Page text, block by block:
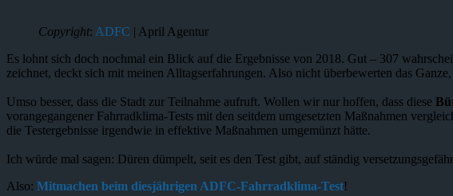
Copyright: ADFC | April Agentur
Es lohnt sich doch nochmal ein Blick auf die Ergebnisse von 2018. Gut – 307
zeichnet, deckt sich mit meinen Alltagserfahrungen. Also nicht überbewerten das
Umso besser, dass die Stadt zur Teilnahme aufruft. Wollen wir nur hoffen, dass diese
vorangegangener Fahrradklima-Tests mit den seitdem umgesetzten Maßnahmen
die Testergebnisse irgendwie in effektive Maßnahmen umgemünzt hätte.
Ich würde mal sagen: Düren dümpelt, seit es den Test gibt, auf ständig
Also: Mitmachen beim diesjährigen ADFC-Fahrradklima-Test!